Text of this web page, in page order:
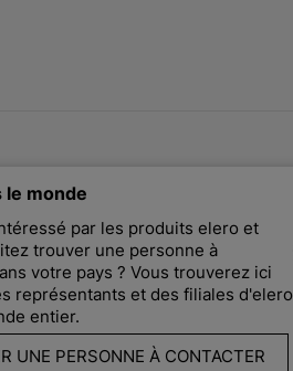
le monde
par les produits elero et
trouver une personne à
votre pays ? Vous trouverez ici
représentants et des filiales d'elero
entier.
UNE PERSONNE À CONTACTER